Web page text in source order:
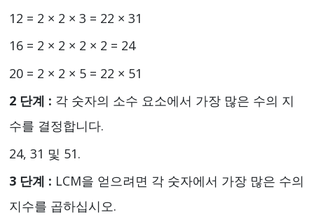
12 = 2 × 2 × 3 = 22 × 31
16 = 2 × 2 × 2 × 2 = 24
20 = 2 × 2 × 5 = 22 × 51
2 단계 : 각 숫자의 소수 요소에서 가장 많은 수의 지
수를 결정합니다.
24, 31 및 51.
3 단계 : LCM을 얻으려면 각 숫자에서 가장 많은 수의
지수를 곱하십시오.